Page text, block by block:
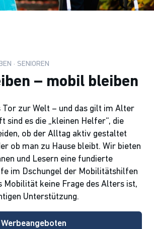
· SENIOREN
– mobil bleiben
Tor zur Welt – und das gilt im Alter
sind es die „kleinen Helfer“, die
ob der Alltag aktiv gestaltet
ob man zu Hause bleibt. Wir bieten
und Lesern eine fundierte
im Dschungel der Mobilitätshilfen
Mobilität keine Frage des Alters ist,
Unterstützung.